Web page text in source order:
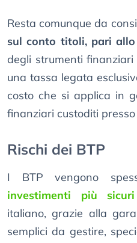
Resta comunque da
sul conto titoli, pari allo
degli strumenti
una tassa legata
costo che si applica in
finanziari custoditi
Rischi dei BTP
I BTP vengono
investimenti più sicuri
italiano, grazie alla
semplici da gestire,